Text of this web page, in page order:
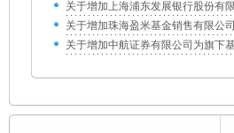
关于增加上海浦东发展银行股份有
关于增加珠海盈米基金销售有限公
关于增加中航证券有限公司为旗下